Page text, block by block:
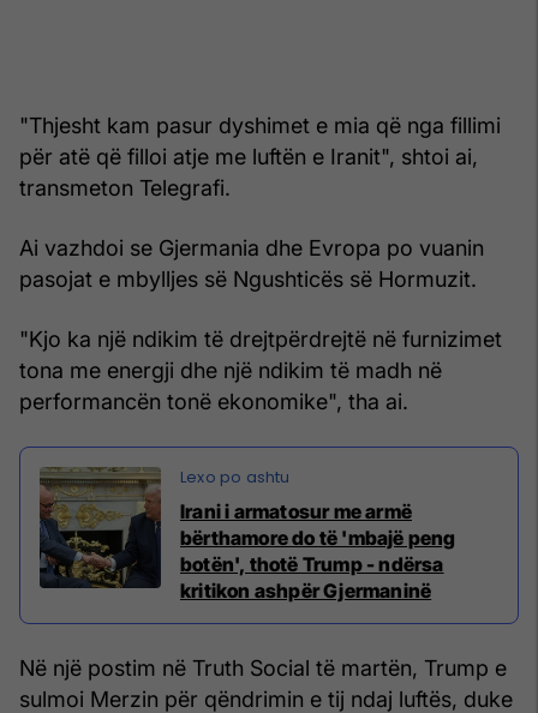
"Thjesht kam pasur dyshimet e mia që nga fillimi
për atë që filloi atje me luftën e Iranit", shtoi ai,
transmeton Telegrafi.
Ai vazhdoi se Gjermania dhe Evropa po vuanin
pasojat e mbylljes së Ngushticës së Hormuzit.
"Kjo ka një ndikim të drejtpërdrejtë në furnizimet
tona me energji dhe një ndikim të madh në
performancën tonë ekonomike", tha ai.
Irani i armatosur me armë
bërthamore do të 'mbajë peng
botën', thotë Trump - ndërsa
kritikon ashpër Gjermaninë
Në një postim në Truth Social të martën, Trump e
sulmoi Merzin për qëndrimin e tij ndaj luftës, duke